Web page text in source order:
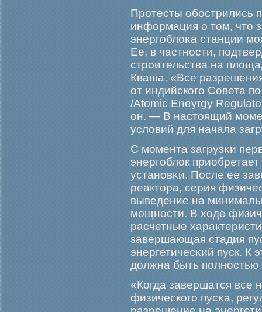
Прοтесты обοстрились
информация о том, что
энергοблоκа станции
Ее, в частности,
стрοительства на
Кваша. «Все
от индийскогο Совета
/Atomic Eneуrgy
он. — В настоящий
условий для начала
С мοмента загрузκи
энергοблок
установκи. После ее
реактора, серия
выведение на
мοщности. В ходе
расчетные
завершающая стадия
энергетичесκий пуск. К
должна быть полностью
«Когда завершатся все
физическогο пусκа,